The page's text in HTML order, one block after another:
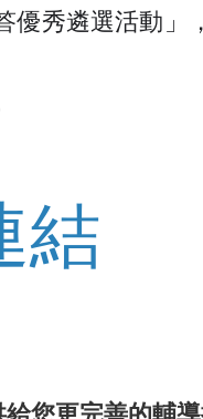
優秀遴選活動」
結